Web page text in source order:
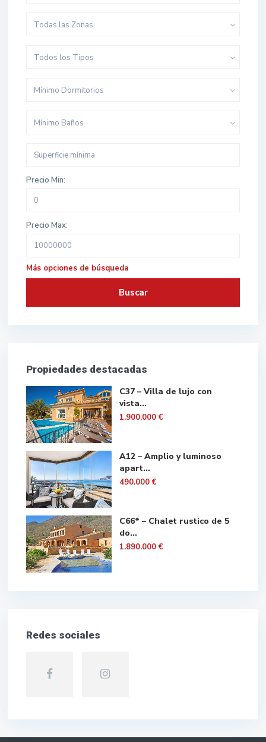
Todas las Zonas
Todos los Tipos
Mínimo Dormitorios
Mínimo Baños
Precio Min:
Precio Max:
Más opciones de búsqueda
Buscar
Propiedades destacadas
C37 – Villa de lujo con
vista...
1.900.000 €
A12 – Amplio y luminoso
apart...
490.000 €
C66* – Chalet rustico de 5
do...
1.890.000 €
Redes sociales